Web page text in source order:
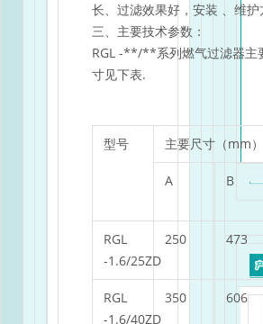
长、过滤效果好，安装 、维
三、主要技术参数：
RGL -**/**系列燃气过滤器主
寸见下表.
型号 主要尺寸（mm）
A B
RGL
-1.6/25ZD
250 473
RGL
-1.6/40ZD
350 606